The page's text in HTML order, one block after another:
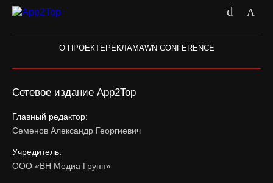
О ПРОЕКТЕРЕКЛАМАWN CONFERENCE
Сетевое издание App2Top
Главный редактор:
Семенов Александр Георгиевич
Учредитель:
ООО «ВН Медиа Групп»